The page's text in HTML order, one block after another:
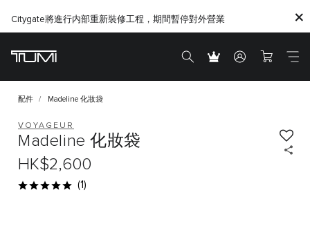
Citygate將進行内部重新裝修工程，期間暫停對外營業
配件 Madeline 化妝袋
VOYAGEUR
Madeline 化妝袋
HK$2,600
(1)